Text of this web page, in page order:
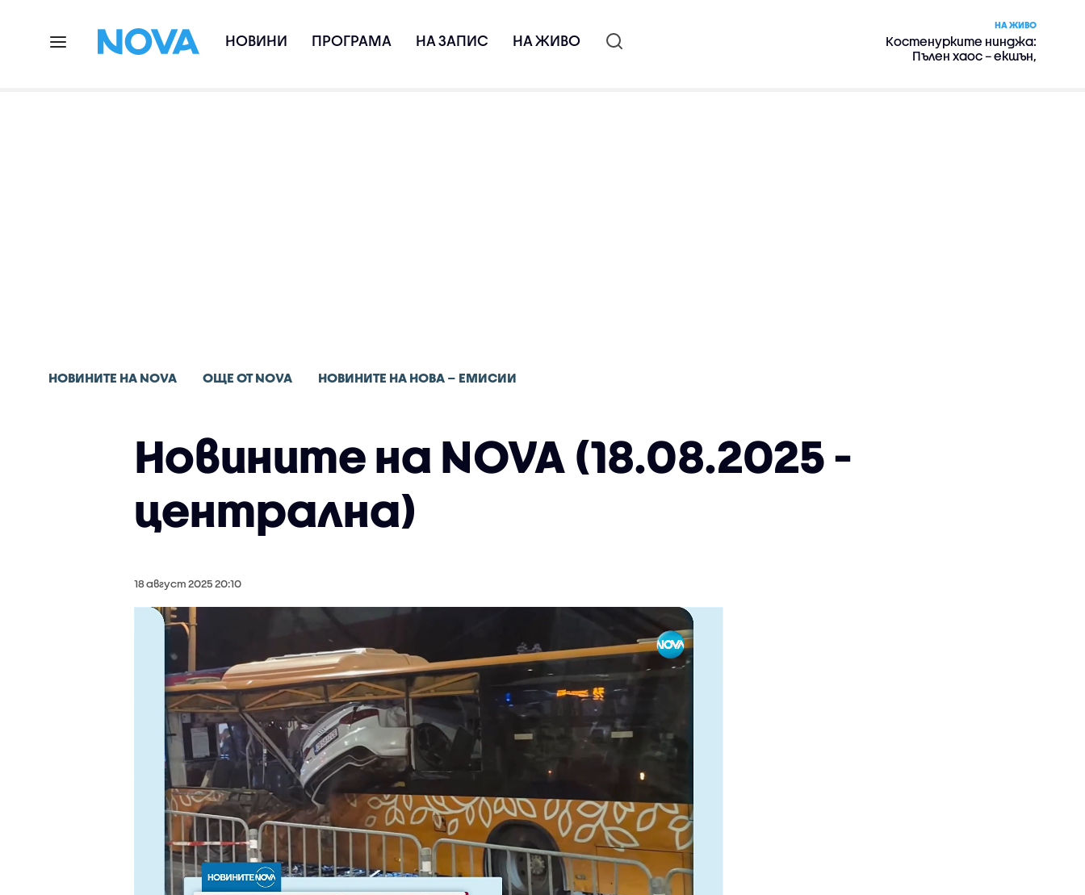
НОВИНИ ПРОГРАМА НА ЗАПИС НА ЖИВО
НА ЖИВО
Костенурките нинджа:
Пълен хаос – екшън,
НОВИНИТЕ НА NOVA ОЩЕ ОТ NOVA НОВИНИТЕ НА НОВА – ЕМИСИИ
Новините на NOVA (18.08.2025 -
централна)
18 август 2025 20:10